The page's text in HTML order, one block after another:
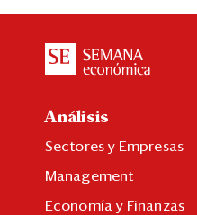
Análisis
Sectores y Empresas
Management
Economía y Finanzas